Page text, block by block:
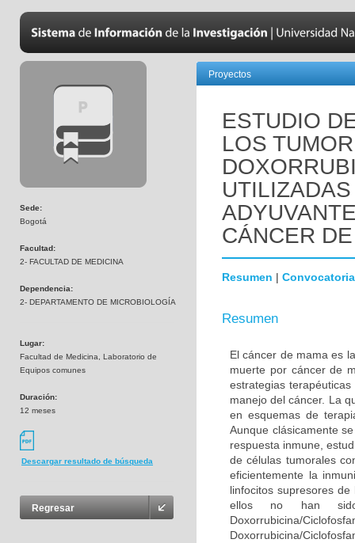
Sede:
Bogotá
Facultad:
2- FACULTAD DE MEDICINA
Dependencia:
2- DEPARTAMENTO DE MICROBIOLOGÍA
Lugar:
Facultad de Medicina, Laboratorio de
Equipos comunes
Duración:
12 meses
Descargar resultado de búsqueda
Regresar
Proyectos
ESTUDIO
LOS
CÁNCER
Resumen | Convocatoria
Resumen
El cáncer de mama es
muerte por cáncer de
estrategias
manejo del cáncer. La
en esquemas de
Aunque clásicamente
respuesta inmune,
de células tumorales
eficientemente la
linfocitos supresores
ellos no han
Doxorrubicina/
Doxorrubicina/